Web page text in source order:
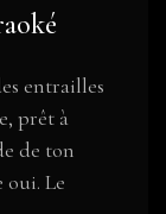
entrailles
prêt à
de ton
oui. Le